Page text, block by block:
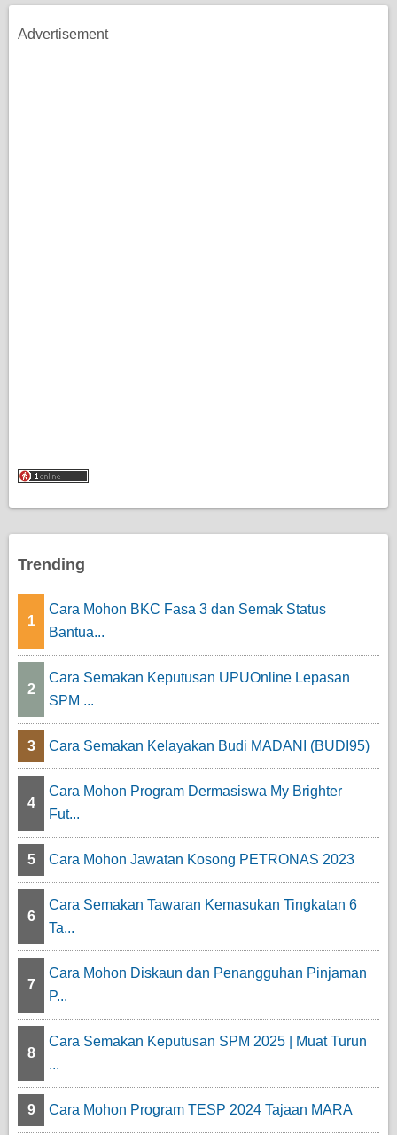
Advertisement
Trending
1
Cara Mohon BKC Fasa 3 dan Semak Status
Bantua...
2
Cara Semakan Keputusan UPUOnline Lepasan
SPM ...
3 Cara Semakan Kelayakan Budi MADANI (BUDI95)
4
Cara Mohon Program Dermasiswa My Brighter
Fut...
5 Cara Mohon Jawatan Kosong PETRONAS 2023
6
Cara Semakan Tawaran Kemasukan Tingkatan 6
Ta...
7
Cara Mohon Diskaun dan Penangguhan Pinjaman
P...
8
Cara Semakan Keputusan SPM 2025 | Muat Turun
...
9 Cara Mohon Program TESP 2024 Tajaan MARA